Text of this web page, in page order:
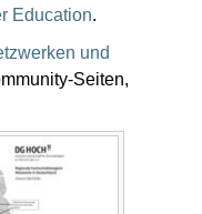
Education.
und
Seiten,